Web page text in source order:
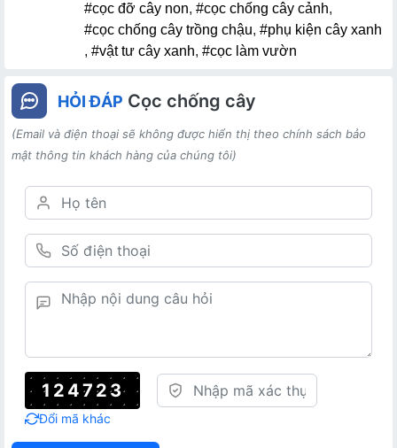
#cọc đỡ cây non, #cọc chống cây cảnh,
#cọc chống cây trồng chậu, #phụ kiện cây xanh
, #vật tư cây xanh, #cọc làm vườn
HỎI ĐÁP Cọc chống cây
(Email và điện thoại sẽ không được hiển thị theo chính sách bảo
mật thông tin khách hàng của chúng tôi)
124723
Đổi mã khác